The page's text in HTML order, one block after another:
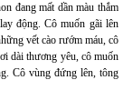
đang mất dần màu thắm
động. Cô muốn gãi lên
vết cào rướm máu, cô
dài thương yêu, cô muốn
Cô vùng đứng lên, tông